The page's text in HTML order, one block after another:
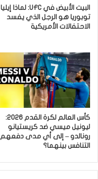
البيت الأبيض في UFC: لماذا إيليا
توبوريا هو الرجل الذي يفسد
الاحتفالات الأمريكية
كأس العالم لكرة القدم 2026:
ليونيل ميسي ضد كريستيانو
رونالدو – إلى أي مدى دفعهم
التنافس بينهما؟